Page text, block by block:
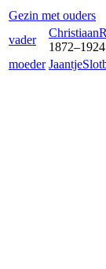
Gezin met ouders
vader
Christiaan
1872–1924
moeder Jaantje